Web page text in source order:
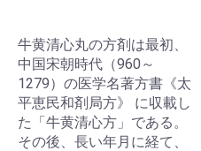
牛黄清心丸の方剤は最初、
中国宋朝時代（960～
1279）の医学名著方書《太
平恵民和剤局方》 に収載し
た「牛黄清心方」である。
その後、長い年月に経て、